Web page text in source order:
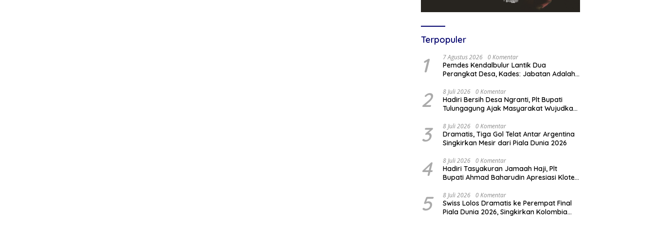
Terpopuler
1 7 Agustus 2026 0 Komentar
Pemdes Kendalbulur Lantik Dua
Perangkat Desa, Kades: Jabatan Adalah
2 8 Juli 2026 0 Komentar
Hadiri Bersih Desa Ngranti, Plt Bupati
Tulungagung Ajak Masyarakat Wujudkan
3 8 Juli 2026 0 Komentar
Dramatis, Tiga Gol Telat Antar Argentina
Singkirkan Mesir dari Piala Dunia 2026
4 8 Juli 2026 0 Komentar
Hadiri Tasyakuran Jamaah Haji, Plt
Bupati Ahmad Baharudin Apresiasi Kloter
5 8 Juli 2026 0 Komentar
Swiss Lolos Dramatis ke Perempat Final
Piala Dunia 2026, Singkirkan Kolombia